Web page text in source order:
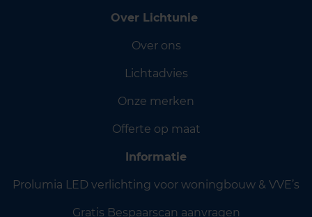
Over Lichtunie
Over ons
Lichtadvies
Onze merken
Offerte op maat
Informatie
Prolumia LED verlichting voor woningbouw & VVE’s
Gratis Bespaarscan aanvragen